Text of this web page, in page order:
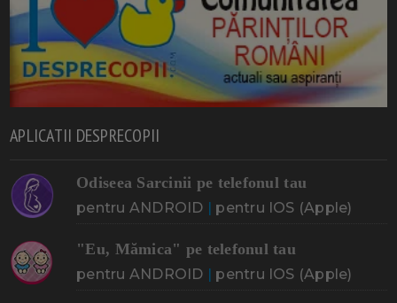
APLICATII DESPRECOPII
Odiseea Sarcinii pe telefonul tau
pentru ANDROID | pentru IOS (Apple)
"Eu, Mămica" pe telefonul tau
pentru ANDROID | pentru IOS (Apple)